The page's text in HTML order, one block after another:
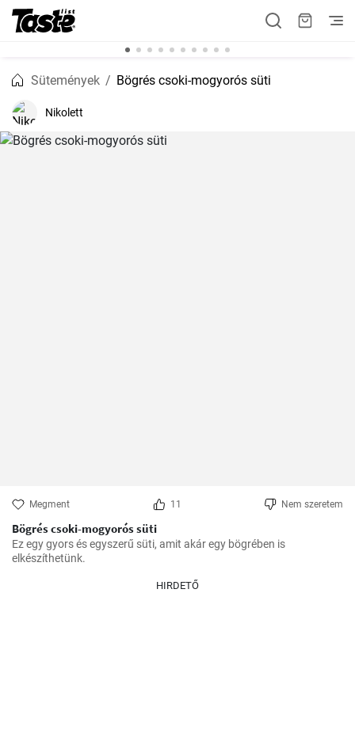
Sütemények Bögrés csoki-mogyorós süti
Nikolett
Megment 11 Nem szeretem
Bögrés csoki-mogyorós süti
Ez egy gyors és egyszerű süti, amit akár egy bögrében is
elkészíthetünk.
HIRDETŐ